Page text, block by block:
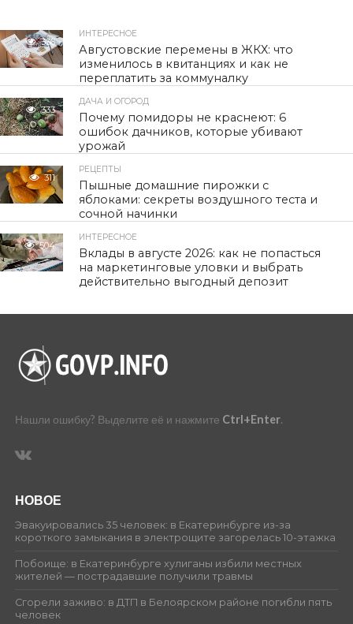
336
ИНТЕРЕСНОЕ
Августовские перемены в ЖКХ: что
изменилось в квитанциях и как не
переплатить за коммуналку
333
ДАЧА И ОГОРОД
Почему помидоры не краснеют: 6
ошибок дачников, которые убивают
урожай
311
РЕЦЕПТЫ
Пышные домашние пирожки с
яблоками: секреты воздушного теста и
сочной начинки
504
ИНТЕРЕСНОЕ
Вклады в августе 2026: как не попасться
на маркетинговые уловки и выбрать
действительно выгодный депозит
Нашли ошибку? Выделите её и нажмите Ctrl+Enter.
НОВОЕ
Эвакуировались 35 человек: в Екатеринбурге из-за
короткого замыкания в электрощите загорелась 10-этажка
Побоище: в Екатеринбурге хулиганы избили местных
жителей — пострадавшие получили травмы
Сгорели заживо: в ДТП в Белоярском районе погибли пять
человек